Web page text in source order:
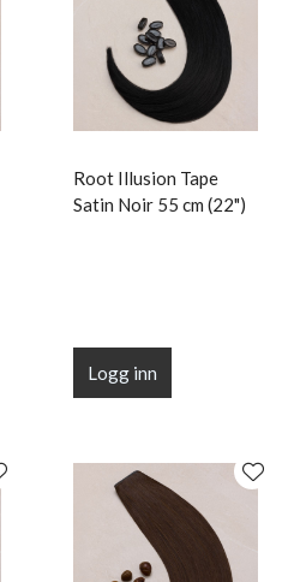
Root Illusion Tape
Satin Noir 55 cm (22")
Logg inn